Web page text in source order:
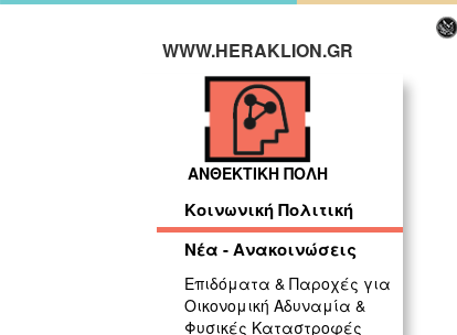
WWW.HERAKLION.GR
ΑΝΘΕΚΤΙΚΗ ΠΟΛΗ
Κοινωνική Πολιτική
Νέα - Ανακοινώσεις
Επιδόματα & Παροχές για
Οικονομική Αδυναμία &
Φυσικές Καταστροφές